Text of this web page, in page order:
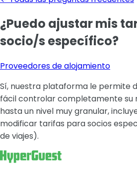
¿Puedo ajustar mis
socio/s específico?
Proveedores de alojamiento
Sí, nuestra plataforma le permite
fácil controlar completamente su
hasta un nivel muy granular,
modificar tarifas para socios
de viajes).